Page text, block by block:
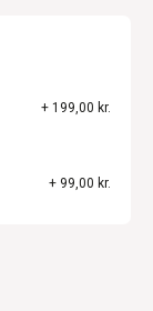
+ 199,00 kr.
+ 99,00 kr.